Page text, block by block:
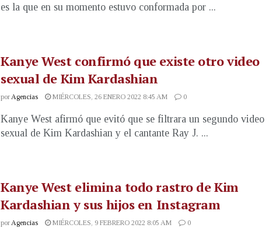
es la que en su momento estuvo conformada por ...
Kanye West confirmó que existe otro video
sexual de Kim Kardashian
porAgencias MIÉRCOLES, 26 ENERO 2022 8:45 AM 0
Kanye West afirmó que evitó que se filtrara un segundo video
sexual de Kim Kardashian y el cantante Ray J. ...
Kanye West elimina todo rastro de Kim
Kardashian y sus hijos en Instagram
porAgencias MIÉRCOLES, 9 FEBRERO 2022 8:05 AM 0